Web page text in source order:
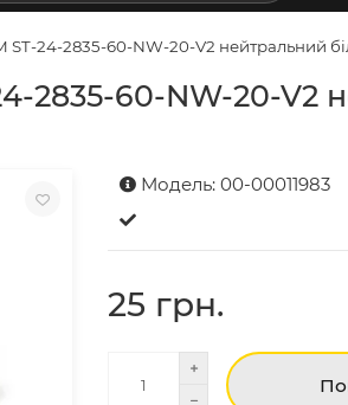
ST-24-2835-60-NW-20-V2 нейтральний
2835-60-NW-20-V2
Модель: 00-00011983
25 грн.